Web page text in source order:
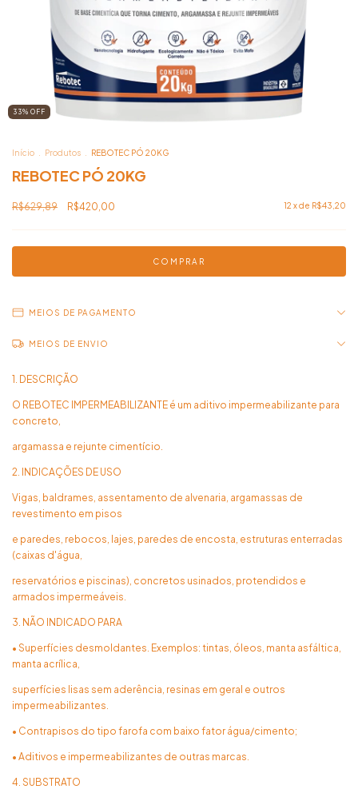
33% OFF
Início Produtos REBOTEC PÓ 20KG
REBOTEC PÓ 20KG
R$629,89 R$420,00 12 x de R$43,20
MEIOS DE PAGAMENTO
MEIOS DE ENVIO
1. DESCRIÇÃO
O REBOTEC IMPERMEABILIZANTE é um aditivo impermeabilizante para
concreto,
argamassa e rejunte cimentício.
2. INDICAÇÕES DE USO
Vigas, baldrames, assentamento de alvenaria, argamassas de
revestimento em pisos
e paredes, rebocos, lajes, paredes de encosta, estruturas enterradas
(caixas d'água,
reservatórios e piscinas), concretos usinados, protendidos e
armados impermeáveis.
3. NÃO INDICADO PARA
• Superfícies desmoldantes. Exemplos: tintas, óleos, manta asfáltica,
manta acrílica,
superfícies lisas sem aderência, resinas em geral e outros
impermeabilizantes.
• Contrapisos do tipo farofa com baixo fator água/cimento;
• Aditivos e impermeabilizantes de outras marcas.
4. SUBSTRATO